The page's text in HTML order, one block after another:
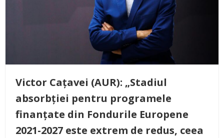
Victor Cațavei (AUR): „Stadiul
absorbției pentru programele
finanțate din Fondurile Europene
2021-2027 este extrem de redus, ceea